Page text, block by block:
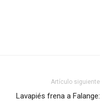
Artículo siguiente
Lavapiés frena a Falange: